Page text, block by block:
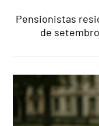
Pensionistas
de